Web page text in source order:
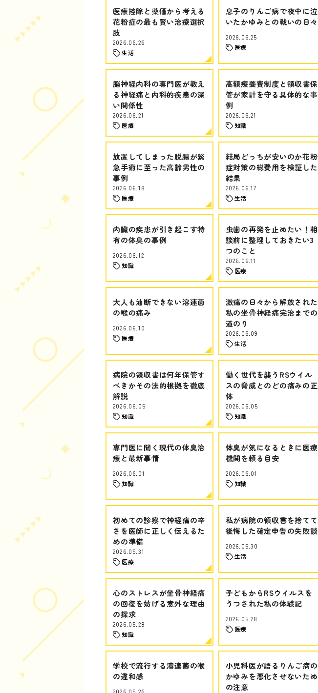
医療控除と薬価から考える
花粉症の最も賢い治療選択
肢
2026.06.26
生活
息子のりんご病で夜中に泣
いたかゆみとの戦いの日々
2026.06.25
医療
脳神経内科の専門医が教え
る神経痛と内科的疾患の深
い関係性
2026.06.21
医療
高額療養費制度と領収書保
管が家計を守る具体的な事
例
2026.06.21
知識
放置してしまった脱腸が緊
急手術に至った高齢男性の
事例
2026.06.18
医療
結局どっちが安いのか花粉
症対策の総費用を検証した
結果
2026.06.17
生活
内臓の疾患が引き起こす特
有の体臭の事例
2026.06.12
知識
虫歯の再発を止めたい！相
談前に整理しておきたい3
つのこと
2026.06.11
医療
大人も油断できない溶連菌
の喉の痛み
2026.06.10
医療
激痛の日々から解放された
私の坐骨神経痛完治までの
道のり
2026.06.09
生活
病院の領収書は何年保管す
べきかその法的根拠を徹底
解説
2026.06.05
知識
働く世代を襲うRSウイル
スの脅威とのどの痛みの正
体
2026.06.05
知識
専門医に聞く現代の体臭治
療と最新事情
2026.06.01
知識
体臭が気になるときに医療
機関を頼る目安
2026.06.01
知識
初めての診察で神経痛の辛
さを医師に正しく伝えるた
めの準備
2026.05.31
医療
私が病院の領収書を捨てて
後悔した確定申告の失敗談
2026.05.30
生活
心のストレスが坐骨神経痛
の回復を妨げる意外な理由
の探求
2026.05.28
知識
子どもからRSウイルスを
うつされた私の体験記
2026.05.28
医療
学校で流行する溶連菌の喉
の違和感
2026.05.26
小児科医が語るりんご病の
かゆみを悪化させないため
の注意